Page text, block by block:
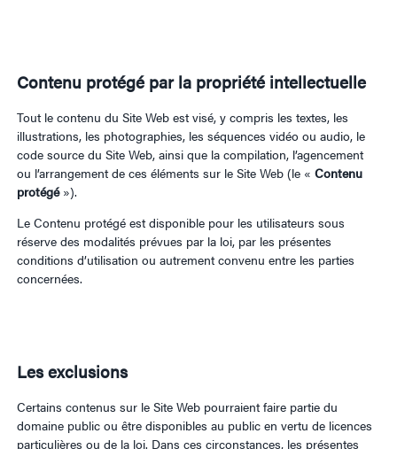
Contenu protégé par la propriété intellectuelle
Tout le contenu du Site Web est visé, y compris les textes, les
illustrations, les photographies, les séquences vidéo ou audio, le
code source du Site Web, ainsi que la compilation, l’agencement
ou l’arrangement de ces éléments sur le Site Web (le « Contenu
protégé»).
Le Contenu protégé est disponible pour les utilisateurs sous
réserve des modalités prévues par la loi, par les présentes
conditions d’utilisation ou autrement convenu entre les parties
concernées.
Les exclusions
Certains contenus sur le Site Web pourraient faire partie du
domaine public ou être disponibles au public en vertu de licences
particulières ou de la loi. Dans ces circonstances, les présentes